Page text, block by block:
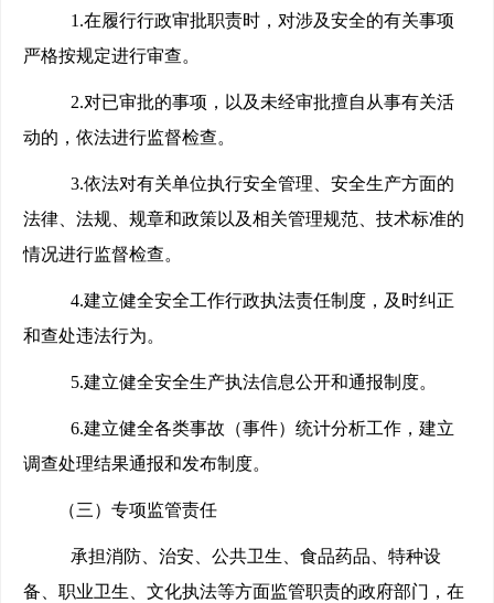
1.在履行行政审批职责时，对涉及安全的有关事项
严格按规定进行审查。
2.对已审批的事项，以及未经审批擅自从事有关活
动的，依法进行监督检查。
3.依法对有关单位执行安全管理、安全生产方面的
法律、法规、规章和政策以及相关管理规范、技术标准的
情况进行监督检查。
4.建立健全安全工作行政执法责任制度，及时纠正
和查处违法行为。
5.建立健全安全生产执法信息公开和通报制度。
6.建立健全各类事故（事件）统计分析工作，建立
调查处理结果通报和发布制度。
（三）专项监管责任
承担消防、治安、公共卫生、食品药品、特种设
备、职业卫生、文化执法等方面监管职责的政府部门，在